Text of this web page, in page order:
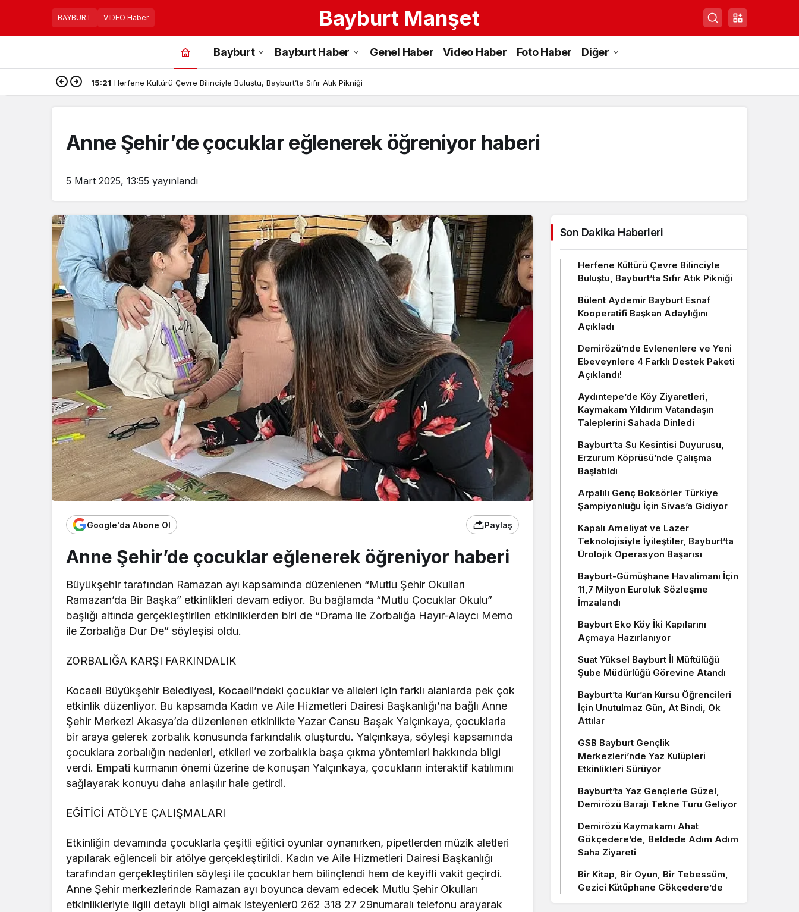
BAYBURT VİDEO Haber Bayburt Manşet
Bayburt Bayburt Haber Genel Haber Video Haber Foto Haber Diğer
15:21 Herfene Kültürü Çevre Bilinciyle Buluştu, Bayburt’ta Sıfır Atık Pikniği
Anne Şehir’de çocuklar eğlenerek öğreniyor haberi
5 Mart 2025, 13:55 yayınlandı
Google'da Abone Ol Paylaş
Anne Şehir’de çocuklar eğlenerek öğreniyor haberi
Büyükşehir tarafından Ramazan ayı kapsamında düzenlenen “Mutlu Şehir Okulları
Ramazan’da Bir Başka” etkinlikleri devam ediyor. Bu bağlamda “Mutlu Çocuklar Okulu”
başlığı altında gerçekleştirilen etkinliklerden biri de “Drama ile Zorbalığa Hayır-Alaycı Memo
ile Zorbalığa Dur De” söyleşisi oldu.
ZORBALIĞA KARŞI FARKINDALIK
Kocaeli Büyükşehir Belediyesi, Kocaeli’ndeki çocuklar ve aileleri için farklı alanlarda pek çok
etkinlik düzenliyor. Bu kapsamda Kadın ve Aile Hizmetleri Dairesi Başkanlığı’na bağlı Anne
Şehir Merkezi Akasya’da düzenlenen etkinlikte Yazar Cansu Başak Yalçınkaya, çocuklarla
bir araya gelerek zorbalık konusunda farkındalık oluşturdu. Yalçınkaya, söyleşi kapsamında
çocuklara zorbalığın nedenleri, etkileri ve zorbalıkla başa çıkma yöntemleri hakkında bilgi
verdi. Empati kurmanın önemi üzerine de konuşan Yalçınkaya, çocukların interaktif katılımını
sağlayarak konuyu daha anlaşılır hale getirdi.
EĞİTİCİ ATÖLYE ÇALIŞMALARI
Etkinliğin devamında çocuklarla çeşitli eğitici oyunlar oynanırken, pipetlerden müzik aletleri
yapılarak eğlenceli bir atölye gerçekleştirildi. Kadın ve Aile Hizmetleri Dairesi Başkanlığı
tarafından gerçekleştirilen söyleşi ile çocuklar hem bilinçlendi hem de keyifli vakit geçirdi.
Anne Şehir merkezlerinde Ramazan ayı boyunca devam edecek Mutlu Şehir Okulları
etkinlikleriyle ilgili detaylı bilgi almak isteyenler0 262 318 27 29numaralı telefonu arayarak
Son Dakika Haberleri
Herfene Kültürü Çevre Bilinciyle
Buluştu, Bayburt’ta Sıfır Atık Pikniği
Bülent Aydemir Bayburt Esnaf
Kooperatifi Başkan Adaylığını
Açıkladı
Demirözü’nde Evlenenlere ve Yeni
Ebeveynlere 4 Farklı Destek Paketi
Açıklandı!
Aydıntepe’de Köy Ziyaretleri,
Kaymakam Yıldırım Vatandaşın
Taleplerini Sahada Dinledi
Bayburt’ta Su Kesintisi Duyurusu,
Erzurum Köprüsü’nde Çalışma
Başlatıldı
Arpalılı Genç Boksörler Türkiye
Şampiyonluğu İçin Sivas’a Gidiyor
Kapalı Ameliyat ve Lazer
Teknolojisiyle İyileştiler, Bayburt’ta
Ürolojik Operasyon Başarısı
Bayburt-Gümüşhane Havalimanı İçin
11,7 Milyon Euroluk Sözleşme
İmzalandı
Bayburt Eko Köy İki Kapılarını
Açmaya Hazırlanıyor
Suat Yüksel Bayburt İl Müftülüğü
Şube Müdürlüğü Görevine Atandı
Bayburt’ta Kur’an Kursu Öğrencileri
İçin Unutulmaz Gün, At Bindi, Ok
Attılar
GSB Bayburt Gençlik
Merkezleri’nde Yaz Kulüpleri
Etkinlikleri Sürüyor
Bayburt’ta Yaz Gençlerle Güzel,
Demirözü Barajı Tekne Turu Geliyor
Demirözü Kaymakamı Ahat
Gökçedere’de, Beldede Adım Adım
Saha Ziyareti
Bir Kitap, Bir Oyun, Bir Tebessüm,
Gezici Kütüphane Gökçedere’de